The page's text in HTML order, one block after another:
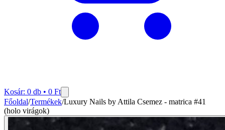
Kosár: 0 db • 0 Ft
Főoldal/Termékek/Luxury Nails by Attila Csemez - matrica #41
(holo virágok)